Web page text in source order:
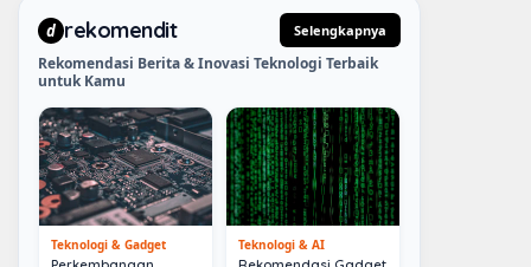
d rekomendit Selengkapnya
Rekomendasi Berita & Inovasi Teknologi Terbaik
untuk Kamu
Teknologi & Gadget
Teknologi & AI